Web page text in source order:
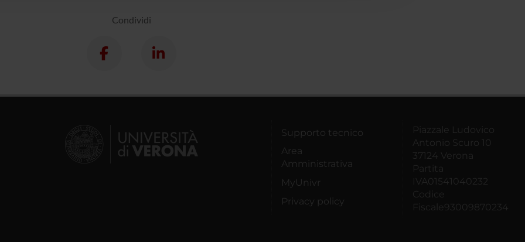
Condividi
Supporto tecnico
Area
Amministrativa
MyUnivr
Privacy policy
Piazzale Ludovico
Antonio Scuro 10
37124 Verona
Partita
IVA01541040232
Codice
Fiscale93009870234